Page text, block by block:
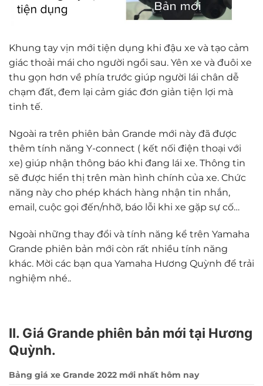
Khung tay vịn mới tiện dụng khi đậu xe và tạo cảm
giác thoải mái cho người ngồi sau. Yên xe và đuôi xe
thu gọn hơn về phía trước giúp người lái chân dễ
chạm đất, đem lại cảm giác đơn giản tiện lợi mà
tinh tế.
Ngoài ra trên phiên bản Grande mới này đã được
thêm tính năng Y-connect ( kết nối điện thoại với
xe) giúp nhận thông báo khi đang lái xe. Thông tin
sẽ được hiển thị trên màn hình chính của xe. Chức
năng này cho phép khách hàng nhận tin nhắn,
email, cuộc gọi đến/nhỡ, báo lỗi khi xe gặp sự cố…
Ngoài những thay đổi và tính năng kể trên Yamaha
Grande phiên bản mới còn rất nhiều tính năng
khác. Mời các bạn qua Yamaha Hương Quỳnh để trải
nghiệm nhé..
II. Giá Grande phiên bản mới tại Hương
Quỳnh.
Bảng giá xe Grande 2022 mới nhất hôm nay